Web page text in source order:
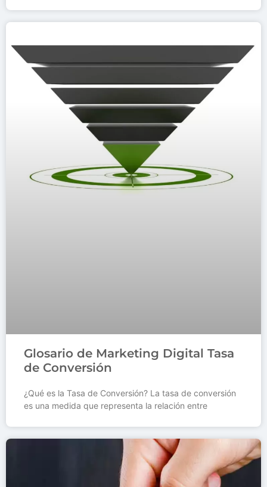
Glosario de Marketing Digital Tasa
de Conversión
¿Qué es la Tasa de Conversión? La tasa de conversión
es una medida que representa la relación entre